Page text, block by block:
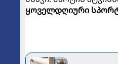
ყოველდღიური